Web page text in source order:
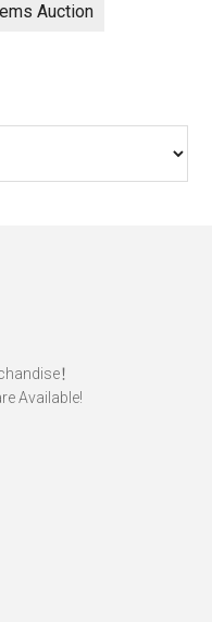
Auction
！
Available!